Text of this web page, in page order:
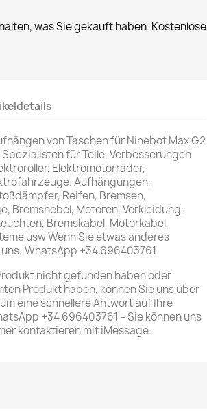
was Sie gekauft haben. Kostenlose
von Taschen für Ninebot Max G2
für Teile, Verbesserungen
Elektromotorräder,
Aufhängungen,
Reifen, Bremsen,
Bremshebel, Motoren, Verkleidung,
Bremskabel, Motorkabel,
usw Wenn Sie etwas anderes
WhatsApp +34 696403761
nicht gefunden haben oder
Produkt haben, können Sie uns über
eine schnellere Antwort auf Ihre
+34 696403761 – Sie können uns
kontaktieren mit iMessage.